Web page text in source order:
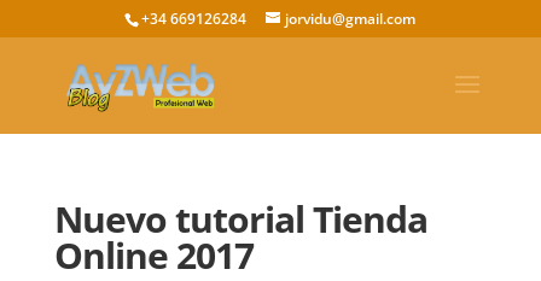
+34 669126284 jorvidu@gmail.com
Nuevo tutorial Tienda
Online 2017